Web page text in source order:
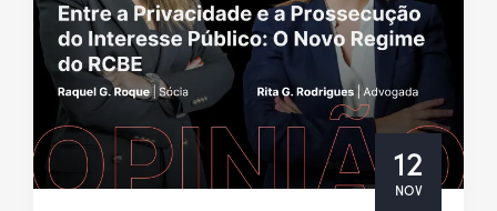
12
NOV